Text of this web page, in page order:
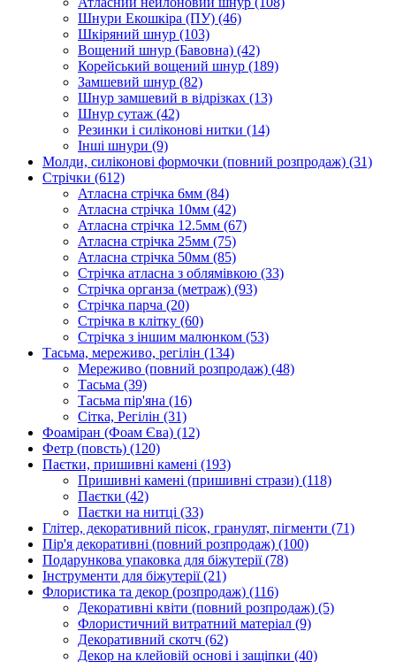
Шнури Екошкіра (ПУ) (46)
Шкіряний шнур (103)
Вощений шнур (Бавовна) (42)
Корейський вощений шнур (189)
Замшевий шнур (82)
Шнур замшевий в відрізках (13)
Шнур сутаж (42)
Резинки і силіконові нитки (14)
Інші шнури (9)
Молди, силіконові формочки (повний розпродаж) (31)
Стрічки (612)
Атласна стрічка 6мм (84)
Атласна стрічка 10мм (42)
Атласна стрічка 12.5мм (67)
Атласна стрічка 25мм (75)
Атласна стрічка 50мм (85)
Стрічка атласна з облямівкою (33)
Стрічка органза (метраж) (93)
Стрічка парча (20)
Стрічка в клітку (60)
Стрічка з іншим малюнком (53)
Тасьма, мереживо, регілін (134)
Мереживо (повний розпродаж) (48)
Тасьма (39)
Тасьма пір'яна (16)
Сітка, Регілін (31)
Фоаміран (Фоам Єва) (12)
Фетр (повсть) (120)
Паєтки, пришивні камені (193)
Пришивні камені (пришивні стрази) (118)
Паєтки (42)
Паєтки на нитці (33)
Глітер, декоративний пісок, гранулят, пігменти (71)
Пір'я декоративні (повний розпродаж) (100)
Подарункова упаковка для біжутерії(78)
Інструменти для біжутерії(21)
Флористика та декор (розпродаж) (116)
Декоративні квіти (повний розпродаж) (5)
Флористичний витратний матеріал (9)
Декоративний скотч (62)
Декор на клейовій основі і защіпки (40)